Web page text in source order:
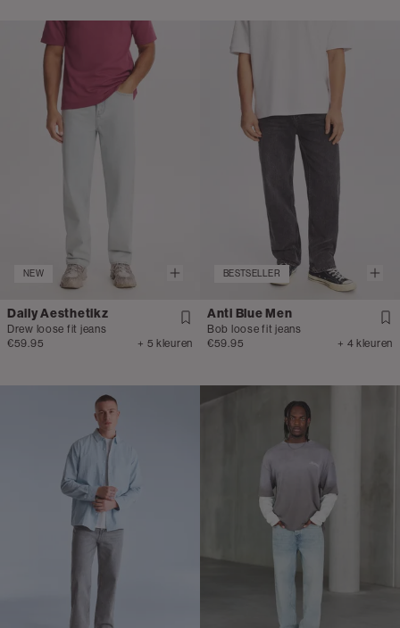
NEW
Daily Aesthetikz
Drew loose fit jeans
€59.95
+ 5 kleuren
BESTSELLER
Anti Blue Men
Bob loose fit jeans
€59.95
+ 4 kleuren